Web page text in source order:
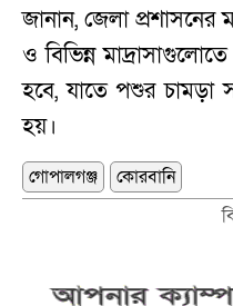
জানান, জেলা প্রশাসনের
ও বিভিন্ন
হবে, যাতে পশুর চামড়া
হয়।
গোপালগঞ্জ
কোরবানি